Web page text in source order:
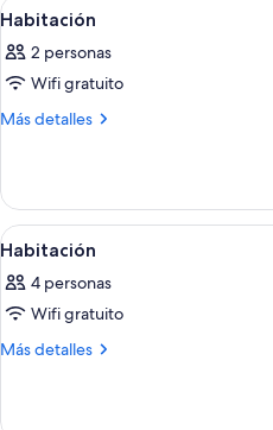
Ver
todas
las
fotos
de
6
Habitación
2 personas
Wifi gratuito
Más detalles
Más
Ver
todas
las
fotos
de
5
Habitación
4 personas
Wifi gratuito
Más detalles
Más